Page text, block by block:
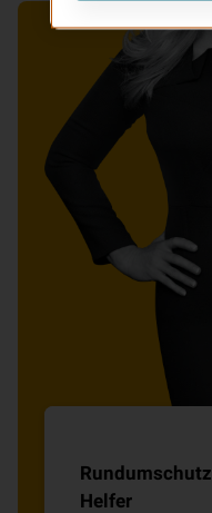
Rundumschutz
Helfer